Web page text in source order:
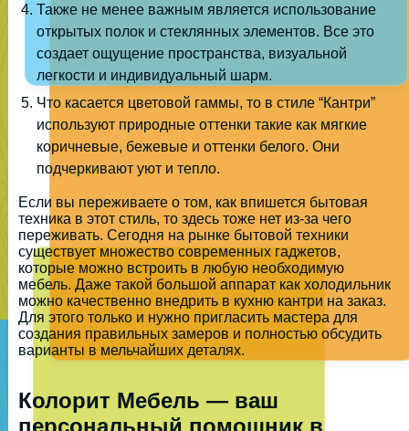
Также не менее важным является использование
открытых полок и стеклянных элементов. Все это
создает ощущение пространства, визуальной
легкости и индивидуальный шарм.
Что касается цветовой гаммы, то в стиле “Кантри”
используют природные оттенки такие как мягкие
коричневые, бежевые и оттенки белого. Они
подчеркивают уют и тепло.
Если вы переживаете о том, как впишется бытовая
техника в этот стиль, то здесь тоже нет из-за чего
переживать. Сегодня на рынке бытовой техники
существует множество современных гаджетов,
которые можно встроить в любую необходимую
мебель. Даже такой большой аппарат как холодильник
можно качественно внедрить в кухню кантри на заказ.
Для этого только и нужно пригласить мастера для
создания правильных замеров и полностью обсудить
варианты в мельчайших деталях.
Колорит Мебель — ваш
персональный помощник в